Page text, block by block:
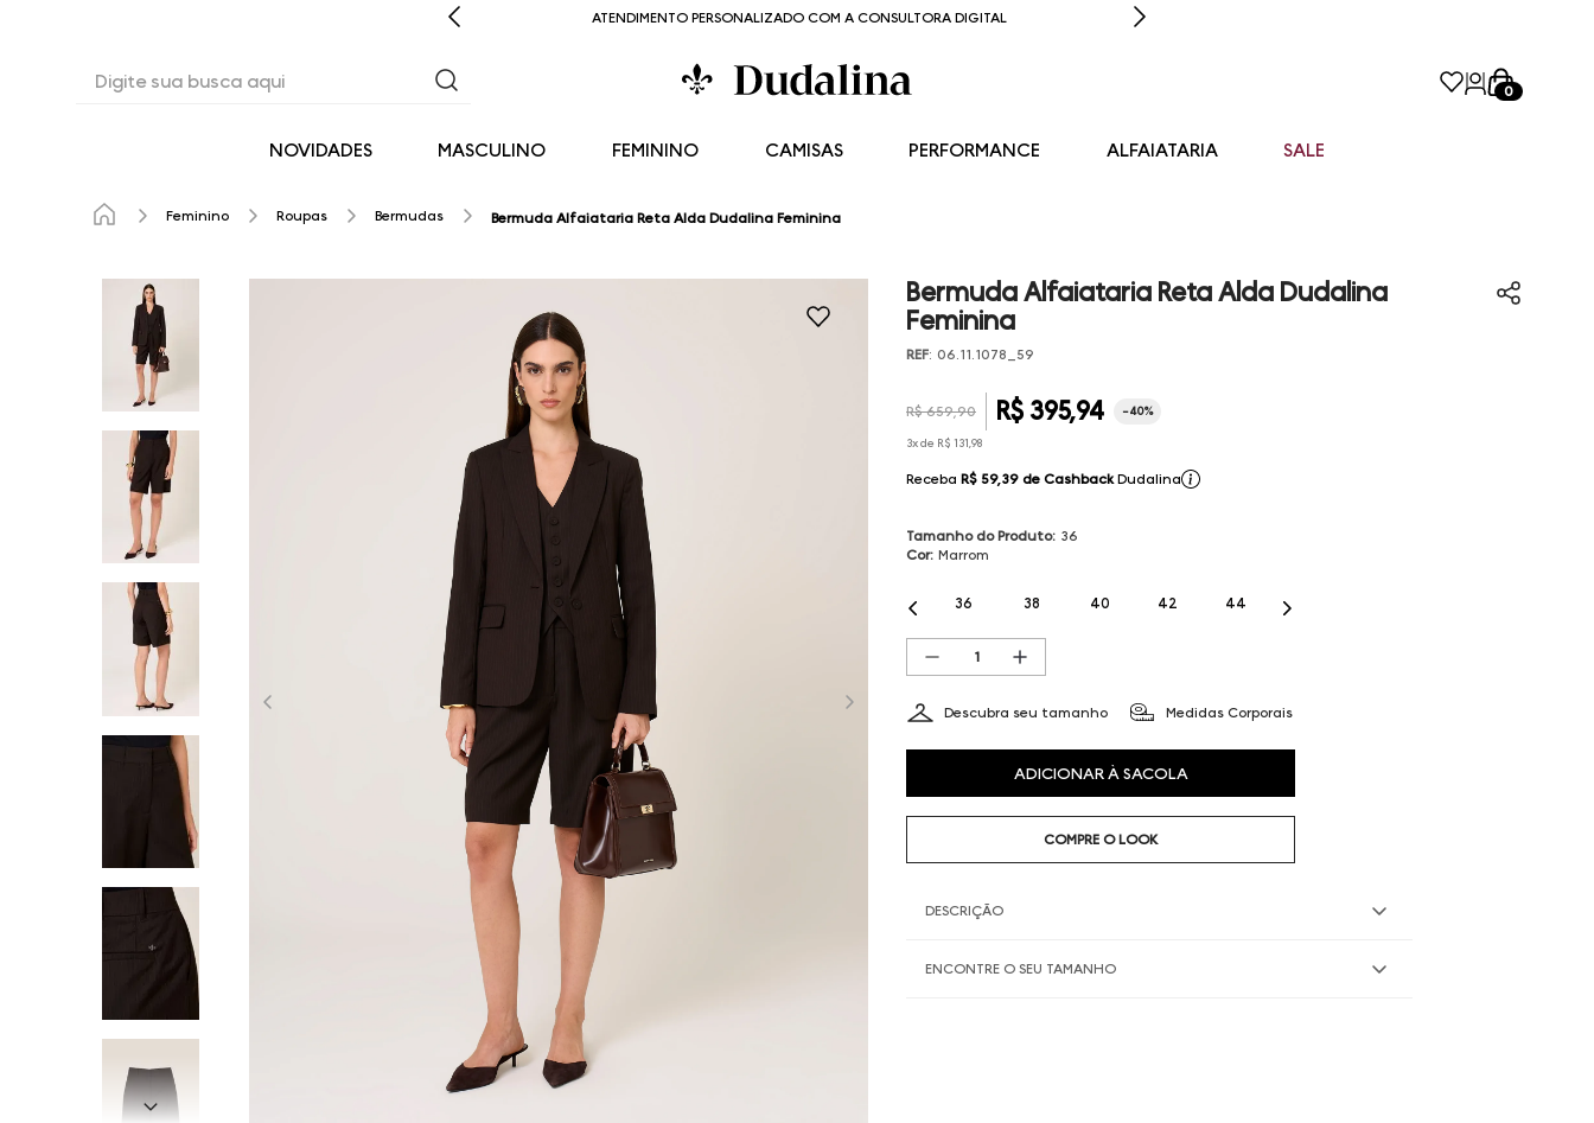
ATENDIMENTO PERSONALIZADO COM A CONSULTORA DIGITAL
0
NOVIDADES MASCULINO FEMININO CAMISAS PERFORMANCE ALFAIATARIA SALE
Feminino Roupas Bermudas Bermuda Alfaiataria Reta Alda Dudalina Feminina
Bermuda Alfaiataria Reta Alda Dudalina
Feminina
REF: 06.11.1078_59
R$ 659,90 R$ 395,94 -40%
3x de R$ 131,98
Receba R$ 59,39 de Cashback Dudalina
Tamanho do Produto: 36
Cor: Marrom
36 38 40 42 44
Descubra seu tamanho Medidas Corporais
ADICIONAR À SACOLA
COMPRE O LOOK
DESCRIÇÃO
ENCONTRE O SEU TAMANHO